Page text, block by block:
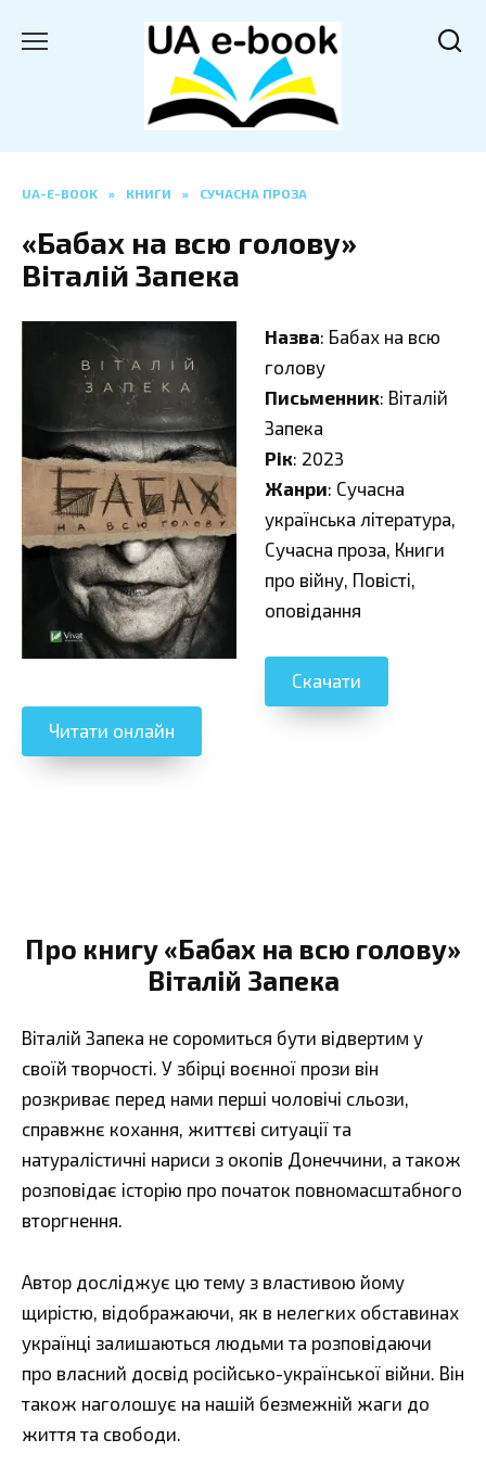
UA-E-BOOK » КНИГИ » СУЧАСНА ПРОЗА
«Бабах на всю голову»
Віталій Запека
Назва: Бабах на всю
голову
Письменник: Віталій
Запека
Рік: 2023
Жанри: Сучасна
українська література,
Сучасна проза, Книги
про війну, Повісті,
оповідання
Скачати
Читати онлайн
Про книгу «Бабах на всю голову»
Віталій Запека
Віталій Запека не соромиться бути відвертим у
своїй творчості. У збірці воєнної прози він
розкриває перед нами перші чоловічі сльози,
справжнє кохання, життєві ситуації та
натуралістичні нариси з окопів Донеччини, а також
розповідає історію про початок повномасштабного
вторгнення.
Автор досліджує цю тему з властивою йому
щирістю, відображаючи, як в нелегких обставинах
українці залишаються людьми та розповідаючи
про власний досвід російсько-української війни. Він
також наголошує на нашій безмежній жаги до
життя та свободи.